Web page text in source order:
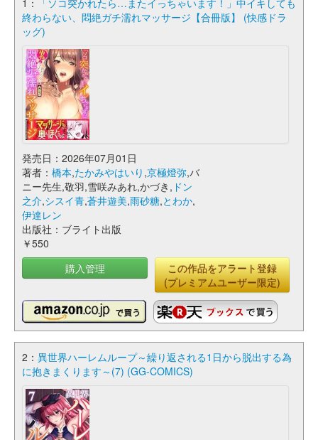
1：
「ソコ突かれたら…またイっちゃいます！」中イキしても
終わらない、悶絶ガチ濡れマッサージ【合冊版】 (快感ドラ
ッグ)
発売日：2026年07月01日
著者： 橋本,たかみやはいり ,京極燈弥,バ
ニー先生,敬羽,雪咲みあれ,かづき, ドン
之介,シスイ青,蒼井遊美,雨砂糖,とわか,
伊達レン
出版社：ブライト出版
￥550
購入管理
この作品をアラート登録
(プレミアムユーザー限定)
2： 異世界ハーレムループ～繰り返される1日から脱出する為
に抱きまくります～(7) (GG-COMICS)